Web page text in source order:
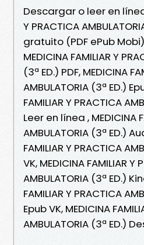
Descargar o leer en línea
Y PRACTICA
gratuito (PDF ePub
MEDICINA FAMILIAR Y
(3ª ED.) PDF, MEDICINA
AMBULATORIA (3ª ED.)
FAMILIAR Y PRACTICA
Leer en línea , MEDICINA
AMBULATORIA (3ª ED.)
FAMILIAR Y PRACTICA
VK, MEDICINA FAMILIAR Y
AMBULATORIA (3ª ED.)
FAMILIAR Y PRACTICA
Epub VK, MEDICINA
AMBULATORIA (3ª ED.)